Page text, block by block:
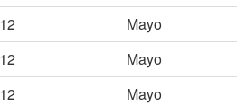
Mayo
Mayo
Mayo